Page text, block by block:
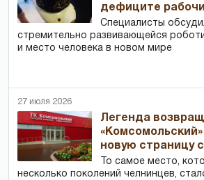
дефиците
Специалисты
стремительно развивающейся
и место человека в новом мире
27 июля 2026
Легенда
новую страницу
То самое место,
несколько поколений челнинцев,